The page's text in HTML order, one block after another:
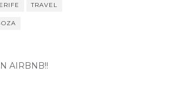
TRAVEL
AIRBNB!!